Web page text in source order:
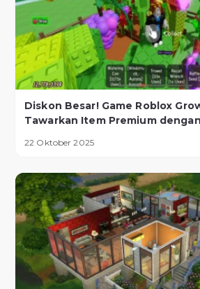
Diskon Besar! Game Roblox
Tawarkan Item Premium
22 Oktober 2025